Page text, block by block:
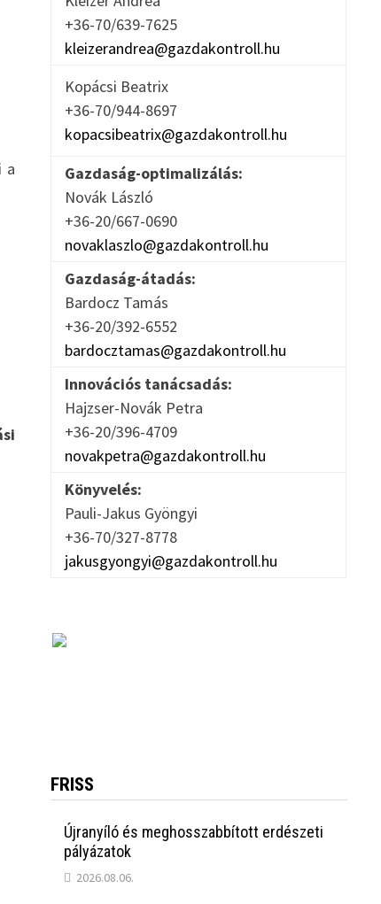
a
+36-70/639-7625
kleizerandrea@gazdakontroll.hu
Kopácsi Beatrix
+36-70/944-8697
kopacsibeatrix@gazdakontroll.hu
Gazdaság-optimalizálás:
Novák László
+36-20/667-0690
novaklaszlo@gazdakontroll.hu
Gazdaság-átadás:
Bardocz Tamás
+36-20/392-6552
bardocztamas@gazdakontroll.hu
Innovációs tanácsadás:
Hajzser-Novák Petra
+36-20/396-4709
novakpetra@gazdakontroll.hu
Könyvelés:
Pauli-Jakus Gyöngyi
+36-70/327-8778
jakusgyongyi@gazdakontroll.hu
FRISS
Újranyíló és meghosszabbított erdészeti
pályázatok
2026.08.06.